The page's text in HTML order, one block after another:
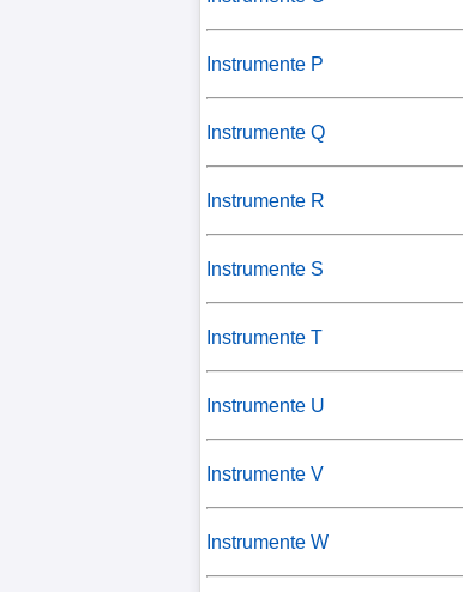
Instrumente P
Instrumente Q
Instrumente R
Instrumente S
Instrumente T
Instrumente U
Instrumente V
Instrumente W